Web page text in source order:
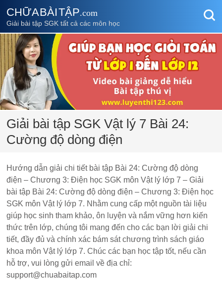
CHỮA BÀI TẬP.com
Giải bài tập SGK tất cả các môn học
Giải bài tập SGK Vật lý 7 Bài 24:
Cường độ dòng điện
Hướng dẫn giải chi tiết bài tập Bài 24: Cường độ dòng
điện – Chương 3: Điện học SGK môn Vật lý lớp 7 – Giải
bài tập Bài 24: Cường độ dòng điện – Chương 3: Điện học
SGK môn Vật lý lớp 7. Nhằm cung cấp một nguồn tài liệu
giúp học sinh tham khảo, ôn luyện và nắm vững hơn kiến
thức trên lớp, chúng tôi mang đến cho các bạn lời giải chi
tiết, đầy đủ và chính xác bám sát chương trình sách giáo
khoa môn Vật lý lớp 7. Chúc các bạn học tập tốt, nếu cần
hỗ trợ, vui lòng gửi email về địa chỉ:
support@chuabaitap.com